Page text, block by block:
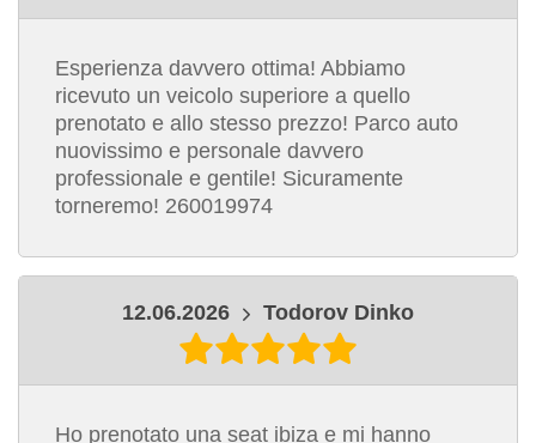
Esperienza davvero ottima! Abbiamo
ricevuto un veicolo superiore a quello
prenotato e allo stesso prezzo! Parco auto
nuovissimo e personale davvero
professionale e gentile! Sicuramente
torneremo! 260019974
12.06.2026 Todorov Dinko
Ho prenotato una seat ibiza e mi hanno